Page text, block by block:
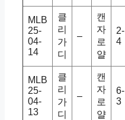
MLB
25-
04-
14
클
리
가
디
–
캔
자
로
얄
2-
4
MLB
25-
04-
13
클
리
가
디
–
캔
자
로
얄
6-
3